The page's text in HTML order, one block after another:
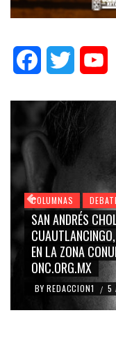
FacebookTwitter
COLUMNAS
GRACE
CARMEN
BLANCO, SILVIA
RIDICULIZACIÓN
BY REDACCION1 / 4